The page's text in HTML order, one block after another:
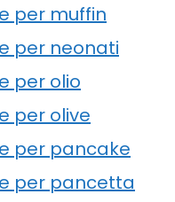
per muffin
per neonati
per olio
per olive
per pancake
per pancetta